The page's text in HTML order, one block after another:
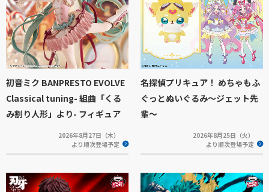
初音ミク BANPRESTO EVOLVE
Classical tuning- 組曲「くる
み割り人形」より- フィギュア
2026年8月27日（木）
より順次登場予定
名探偵プリキュア！ めちゃもふ
ぐっとぬいぐるみ～ジェット先
輩～
2026年8月25日（火）
より順次登場予定